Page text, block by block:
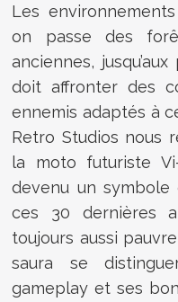
Les
on passe des
anciennes,
doit affronter des
ennemis adaptés à
Retro Studios nous
la moto futuriste
devenu un
ces 30 dernières
toujours aussi
saura se
gameplay et ses